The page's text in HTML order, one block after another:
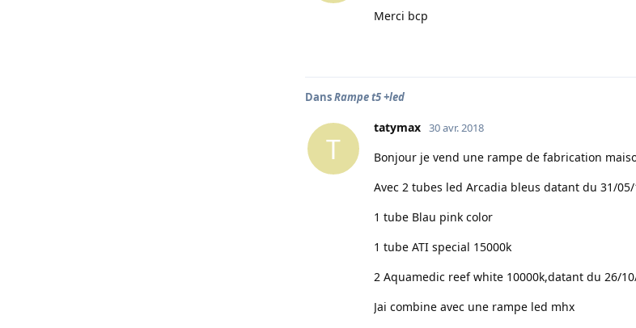
Merci bcp
DansRampe t5 +led
T
tatymax 30 avr. 2018
Bonjour je vend une rampe de fabrication
Avec 2 tubes led Arcadia bleus datant du 31/
1 tube Blau pink color
1 tube ATI special 15000k
2 Aquamedic reef white 10000k,datant du 26/
Jai combine avec une rampe led mhx